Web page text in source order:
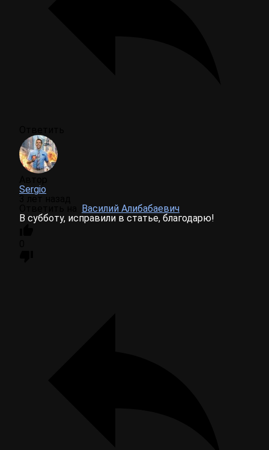
Sergio
Василий Алибабаевич
В субботу, исправили в статье, благодарю!